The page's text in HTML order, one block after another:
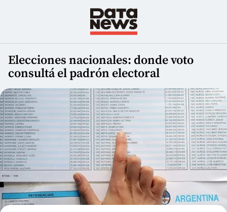
Elecciones nacionales: donde voto
consultá el padrón electoral